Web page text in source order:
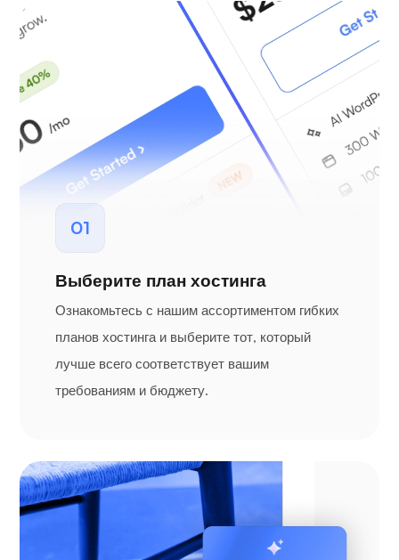
01
Выберите план хостинга
Ознакомьтесь с нашим ассортиментом гибких
планов хостинга и выберите тот, который
лучше всего соответствует вашим
требованиям и бюджету.